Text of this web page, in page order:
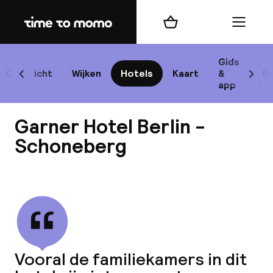
Home
Overzicht Wijken Hotels Kaart
Gids
&
app
Scroll naar links
Winkelmand Menu
Garner Hotel Berlin -
Schoneberg
Vooral de familiekamers in dit